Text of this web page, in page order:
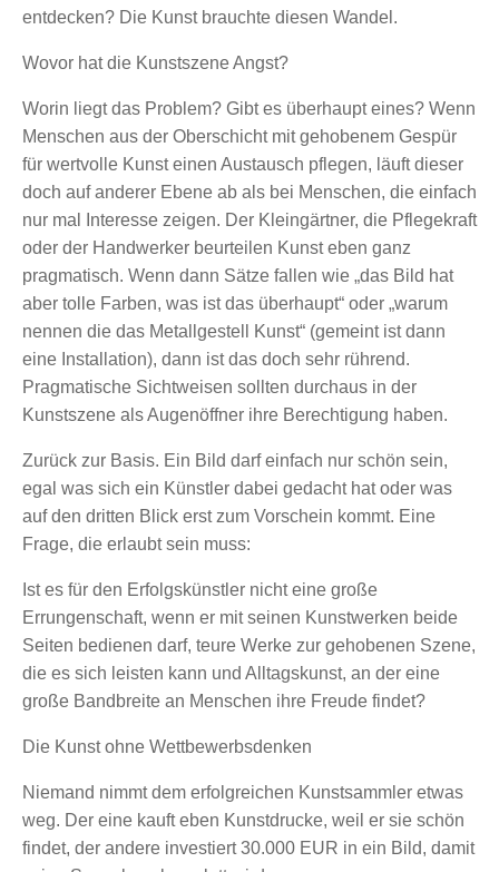
entdecken? Die Kunst brauchte diesen Wandel.
Wovor hat die Kunstszene Angst?
Worin liegt das Problem? Gibt es überhaupt eines? Wenn
Menschen aus der Oberschicht mit gehobenem Gespür
für wertvolle Kunst einen Austausch pflegen, läuft dieser
doch auf anderer Ebene ab als bei Menschen, die einfach
nur mal Interesse zeigen. Der Kleingärtner, die Pflegekraft
oder der Handwerker beurteilen Kunst eben ganz
pragmatisch. Wenn dann Sätze fallen wie „das Bild hat
aber tolle Farben, was ist das überhaupt“ oder „warum
nennen die das Metallgestell Kunst“ (gemeint ist dann
eine Installation), dann ist das doch sehr rührend.
Pragmatische Sichtweisen sollten durchaus in der
Kunstszene als Augenöffner ihre Berechtigung haben.
Zurück zur Basis. Ein Bild darf einfach nur schön sein,
egal was sich ein Künstler dabei gedacht hat oder was
auf den dritten Blick erst zum Vorschein kommt. Eine
Frage, die erlaubt sein muss:
Ist es für den Erfolgskünstler nicht eine große
Errungenschaft, wenn er mit seinen Kunstwerken beide
Seiten bedienen darf, teure Werke zur gehobenen Szene,
die es sich leisten kann und Alltagskunst, an der eine
große Bandbreite an Menschen ihre Freude findet?
Die Kunst ohne Wettbewerbsdenken
Niemand nimmt dem erfolgreichen Kunstsammler etwas
weg. Der eine kauft eben Kunstdrucke, weil er sie schön
findet, der andere investiert 30.000 EUR in ein Bild, damit